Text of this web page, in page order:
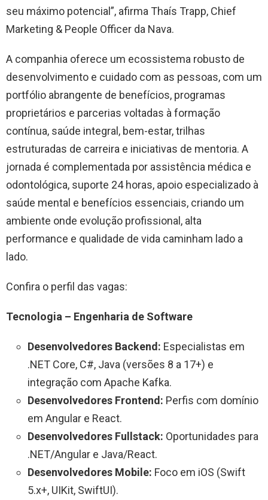
seu máximo potencial”, afirma Thaís Trapp, Chief
Marketing & People Officer da Nava.
A companhia oferece um ecossistema robusto de
desenvolvimento e cuidado com as pessoas, com um
portfólio abrangente de benefícios, programas
proprietários e parcerias voltadas à formação
contínua, saúde integral, bem-estar, trilhas
estruturadas de carreira e iniciativas de mentoria. A
jornada é complementada por assistência médica e
odontológica, suporte 24 horas, apoio especializado à
saúde mental e benefícios essenciais, criando um
ambiente onde evolução profissional, alta
performance e qualidade de vida caminham lado a
lado.
Confira o perfil das vagas:
Tecnologia – Engenharia de Software
Desenvolvedores Backend: Especialistas em
.NET Core, C#, Java (versões 8 a 17+) e
integração com Apache Kafka.
Desenvolvedores Frontend: Perfis com domínio
em Angular e React.
Desenvolvedores Fullstack: Oportunidades para
.NET/Angular e Java/React.
Desenvolvedores Mobile: Foco em iOS (Swift
5.x+, UIKit, SwiftUI).